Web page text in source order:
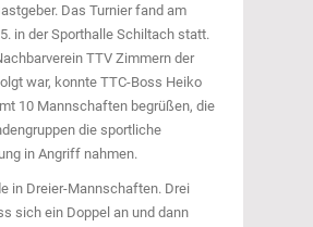
Das Turnier fand am
in der Sporthalle Schiltach statt.
TTV Zimmern der
war, konnte TTC-Boss Heiko
10 Mannschaften begrüßen, die
die sportliche
in Angriff nahmen.
in Dreier-Mannschaften. Drei
sich ein Doppel an und dann